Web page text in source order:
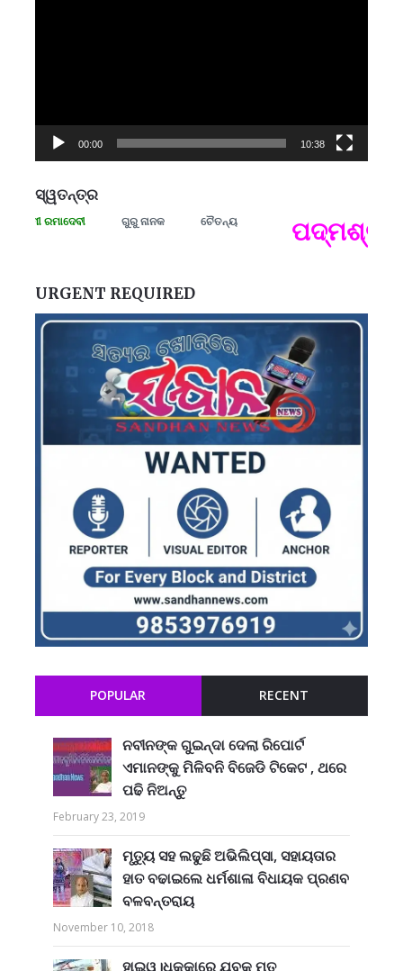
00:00 10:38
ସ୍ୱତନ୍ତ୍ର
ରମାଦେବୀ ଗୁରୁ ନାନକ ଚୈତନ୍ୟ ପଦ୍ମଶ୍ରୀ
URGENT REQUIRED
POPULAR RECENT
ନବୀନଙ୍କ ଗୁଇନ୍ଦା ଦେଲା ରିପୋର୍ଟ
ଏମାନଙ୍କୁ ମିଳିବନି ବିଜେଡି ଟିକେଟ , ଥରେ
ପଢି ନିଅନ୍ତୁ
February 23, 2019
ମୃତ୍ୟୁ ସହ ଲଢୁଛି ଅଭିଲିପ୍ସା, ସହାୟତାର
ହାତ ବଢାଇଲେ ଧର୍ମଶାଳା ବିଧାୟକ ପ୍ରଣବ
ବଳବନ୍ତରାୟ
November 10, 2018
ହାଇୱ।ଧକ୍କାରେ ଯୁବକ ମୃତ